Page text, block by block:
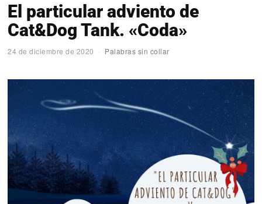
El particular adviento de
Cat&Dog Tank. «Coda»
24 de diciembre de 2020 Palabras sin collar